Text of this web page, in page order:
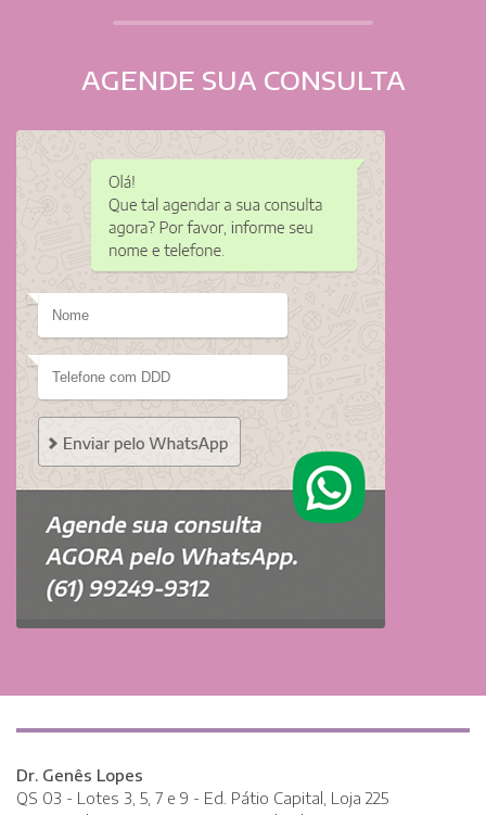
AGENDE SUA CONSULTA
Dr. Genês Lopes
QS 03 - Lotes 3, 5, 7 e 9 - Ed. Pátio Capital, Loja 225